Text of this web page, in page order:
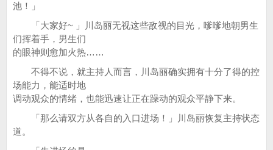
池！」
「大家好~ 」川岛丽无视这些敌视的目光，嗲嗲地朝男生
们挥着手，男生们
的眼神则愈加火热……
不得不说，就主持人而言，川岛丽确实拥有十分了得的控
场能力，能适时地
调动观众的情绪，也能迅速让正在躁动的观众平静下来。
「那么请双方从各自的入口进场！」川岛丽恢复主持状态
道。